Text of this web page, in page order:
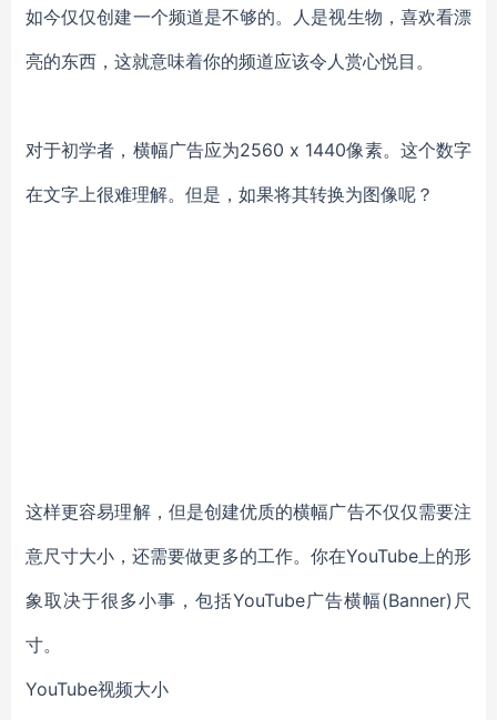
如今仅仅创建一个频道是不够的。人是视生物，喜欢看漂
亮的东西，这就意味着你的频道应该令人赏心悦目。
对于初学者，横幅广告应为2560 x 1440像素。这个数字
在文字上很难理解。但是，如果将其转换为图像呢？
这样更容易理解，但是创建优质的横幅广告不仅仅需要注
意尺寸大小，还需要做更多的工作。你在YouTube上的形
象取决于很多小事，包括YouTube广告横幅(Banner)尺
寸。
YouTube视频大小